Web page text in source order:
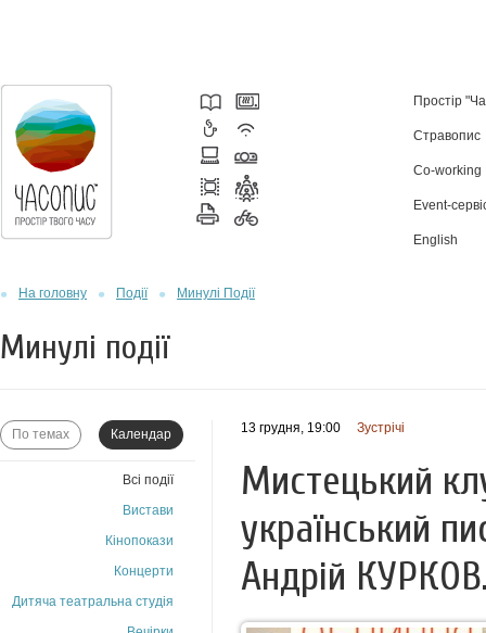
Простір
Стравопис
Co-working
Event-
English
На головну Події Минулі Події
Минулі події
По темах Календар
Всі події
Вистави
Кінопокази
Концерти
Дитяча театральна студія
13 грудня, 19:00 Зустрічі
Мистецький
український
Андрій